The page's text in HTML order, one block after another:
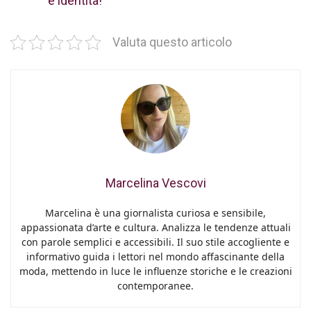
Valuta questo articolo
Marcelina Vescovi
Marcelina è una giornalista curiosa e sensibile,
appassionata d’arte e cultura. Analizza le tendenze attuali
con parole semplici e accessibili. Il suo stile accogliente e
informativo guida i lettori nel mondo affascinante della
moda, mettendo in luce le influenze storiche e le creazioni
contemporanee.